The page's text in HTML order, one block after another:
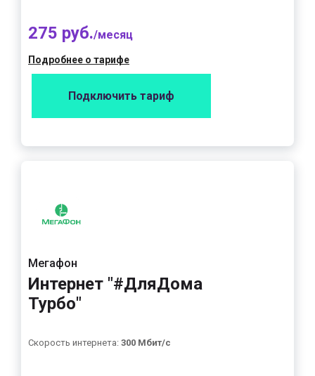
275 руб./месяц
Подробнее о тарифе
Подключить тариф
Мегафон
Интернет "#ДляДома
Турбо"
Скорость интернета: 300 Мбит/с